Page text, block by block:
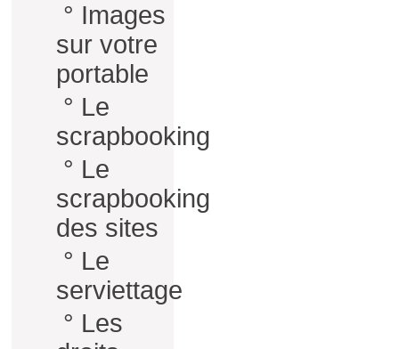
° Images
sur votre
portable
° Le
scrapbooking
° Le
scrapbooking
des sites
° Le
serviettage
° Les